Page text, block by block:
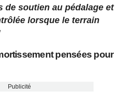
de soutien au pédalage et
lorsque le terrain
pensées pour
Publicité